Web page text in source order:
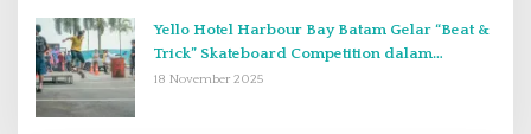
Yello Hotel Harbour Bay Batam Gelar “Beat &
Trick” Skateboard Competition dalam
Perayaan Anniversary ke-2
18 November 2025